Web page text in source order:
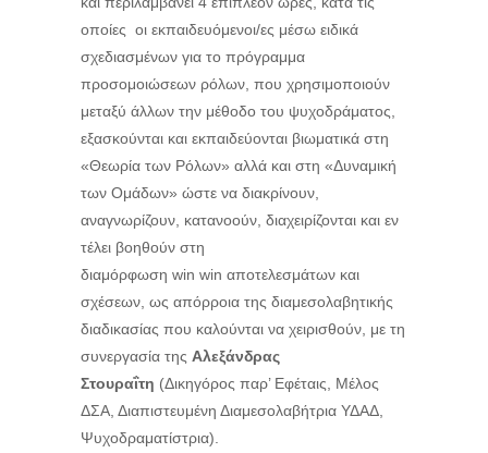
οποίες οι εκπαιδευόμενοι/ες μέσω ειδικά
σχεδιασμένων για το πρόγραμμα
προσομοιώσεων ρόλων, που χρησιμοποιούν
μεταξύ άλλων την μέθοδο του ψυχοδράματος,
εξασκούνται και εκπαιδεύονται βιωματικά στη
«Θεωρία των Ρόλων» αλλά και στη «Δυναμική
των Ομάδων» ώστε να διακρίνουν,
αναγνωρίζουν, κατανοούν, διαχειρίζονται και εν
τέλει βοηθούν στη
διαμόρφωση win win αποτελεσμάτων και
σχέσεων, ως απόρροια της διαμεσολαβητικής
διαδικασίας που καλούνται να χειρισθούν, με τη
συνεργασία της Αλεξάνδρας
Στουραΐτη (Δικηγόρος παρ’ Εφέταις, Μέλος
ΔΣΑ, Διαπιστευμένη Διαμεσολαβήτρια ΥΔΑΔ,
Ψυχοδραματίστρια).